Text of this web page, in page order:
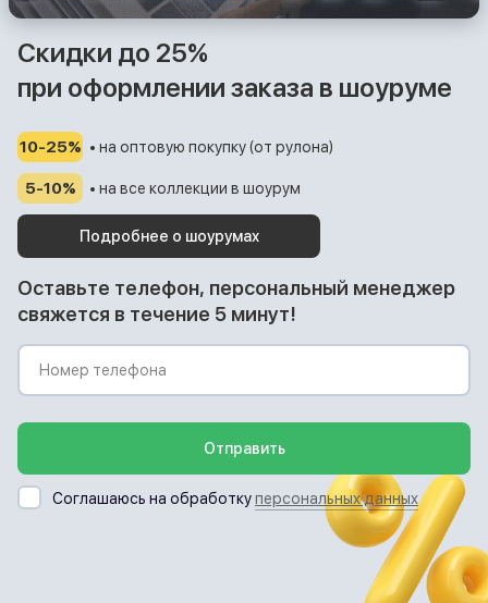
Скидки до 25%
при оформлении заказа в шоуруме
10-25% • на оптовую покупку (от рулона)
5-10% • на все коллекции в шоурум
Подробнее о шоурумах
Оставьте телефон, персональный менеджер
свяжется в течение 5 минут!
Отправить
Соглашаюсь на обработкуперсональных данных